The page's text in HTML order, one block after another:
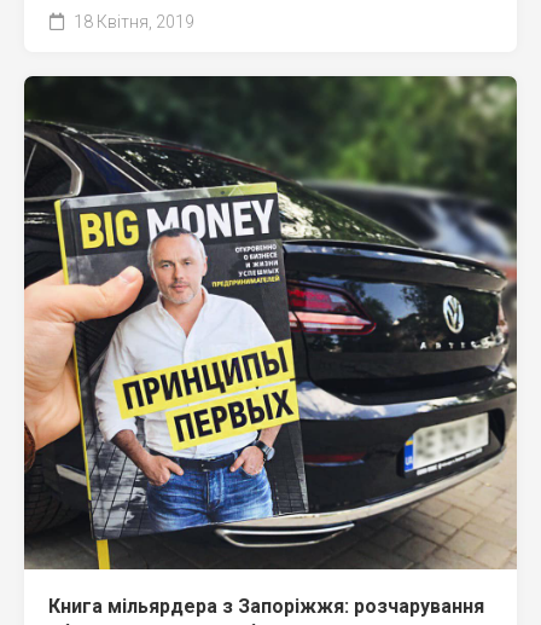
18 Квітня, 2019
Книга мільярдера з Запоріжжя: розчарування